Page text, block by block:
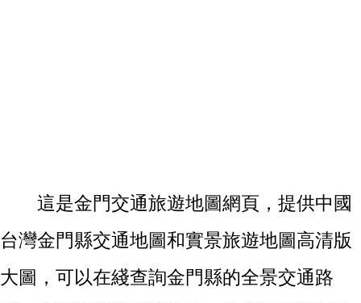
這是金門交通旅遊地圖網頁，提供中國
台灣金門縣交通地圖和實景旅遊地圖高清版
大圖，可以在綫查詢金門縣的全景交通路